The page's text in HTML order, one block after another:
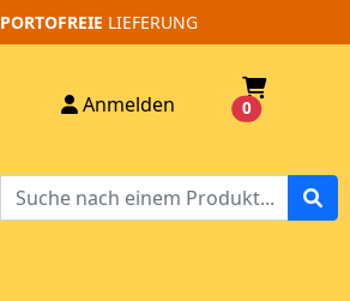
PORTOFREIE LIEFERUNG
Anmelden 0